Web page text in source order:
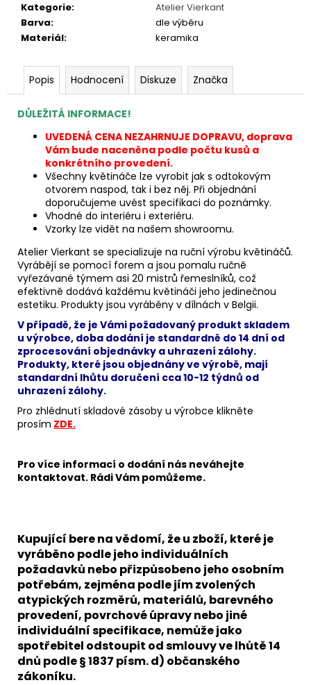
Kategorie:
Atelier Vierkant
Barva:
dle výběru
Materiál: keramika
Popis Hodnocení Diskuze Značka
DŮLEŽITÁ INFORMACE!
UVEDENÁ CENA NEZAHRNUJE DOPRAVU, doprava
Vám bude naceněna podle počtu kusů a
konkrétního provedení.
Všechny květináče lze vyrobit jak s odtokovým
otvorem naspod, tak i bez něj. Při objednání
doporučujeme uvést specifikaci do poznámky.
Vhodné do interiéru i exteriéru.
Vzorky lze vidět na našem showroomu.
Atelier Vierkant se specializuje na ruční výrobu květináčů.
Vyrábějí se pomocí forem a jsou pomalu ručně
vyřezávané týmem asi 20 mistrů řemeslníků, což
efektivně dodává každému květináči jeho jedinečnou
estetiku. Produkty jsou vyráběny v dílnách v Belgii.
V případě, že je Vámi požadovaný produkt skladem
u výrobce, doba dodání je standardně do 14 dní od
zprocesování objednávky a uhrazení zálohy.
Produkty, které jsou objednány ve výrobě, mají
standardní lhůtu doručení cca 10-12 týdnů od
uhrazení zálohy.
Pro zhlédnutí skladové zásoby u výrobce klikněte
prosím ZDE.
Pro více informací o dodání nás neváhejte
kontaktovat. Rádi Vám pomůžeme.
Kupující bere na vědomí, že u zboží, které je
vyráběno podle jeho individuálních
požadavků nebo přizpůsobeno jeho osobním
potřebám, zejména podle jím zvolených
atypických rozměrů, materiálů, barevného
provedení, povrchové úpravy nebo jiné
individuální specifikace, nemůže jako
spotřebitel odstoupit od smlouvy ve lhůtě 14
dnů podle § 1837 písm. d) občanského
zákoníku.